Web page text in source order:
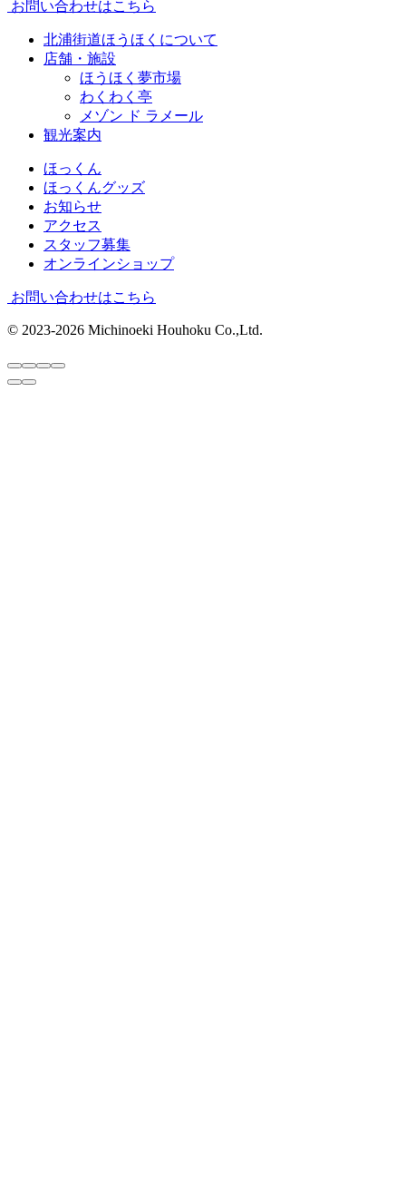
お問い合わせはこちら
北浦街道ほうほくについて
店舗・施設
ほうほく夢市場
わくわく亭
メゾン ド ラメール
観光案内
ほっくん
ほっくんグッズ
お知らせ
アクセス
スタッフ募集
オンラインショップ
お問い合わせはこちら
© 2023-2026 Michinoeki Houhoku Co.,Ltd.